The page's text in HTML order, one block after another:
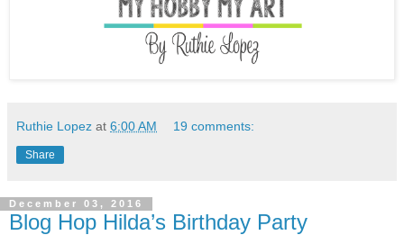
Ruthie Lopez at 6:00 AM 19 comments:
Share
December 03, 2016
Blog Hop Hilda’s Birthday Party